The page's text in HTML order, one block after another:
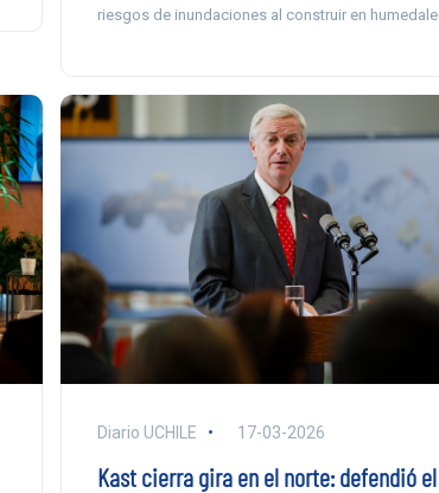
riesgos de inundaciones al construir en
Diario UCHILE 17-03-2026
Kast cierra gira en el norte: defendió el